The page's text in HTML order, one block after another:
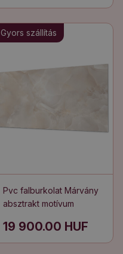
Gyors szállítás
Pvc falburkolat Márvány
absztrakt motívum
19 900.00 HUF